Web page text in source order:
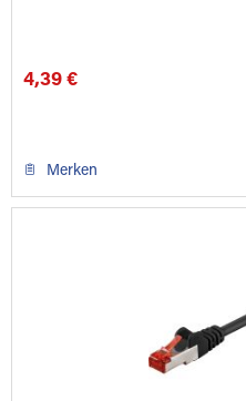
4,39 €
Merken